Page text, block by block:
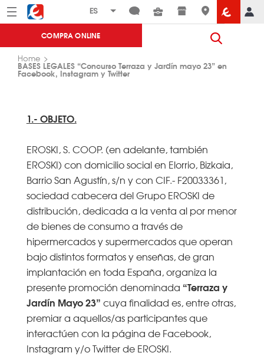
Menú Eroski
COMPRA ONLINE
Home
BASES LEGALES “Concurso Terraza y Jardín mayo 23” en
Facebook, Instagram y Twitter
1.- OBJETO.
EROSKI, S. COOP. (en adelante, también
EROSKI) con domicilio social en Elorrio, Bizkaia,
Barrio San Agustín, s/n y con CIF.- F20033361,
sociedad cabecera del Grupo EROSKI de
distribución, dedicada a la venta al por menor
de bienes de consumo a través de
hipermercados y supermercados que operan
bajo distintos formatos y enseñas, de gran
implantación en toda España, organiza la
presente promoción denominada “Terraza y
Jardín Mayo 23” cuya finalidad es, entre otras,
premiar a aquellos/as participantes que
interactúen con la página de Facebook,
Instagram y/o Twitter de EROSKI.